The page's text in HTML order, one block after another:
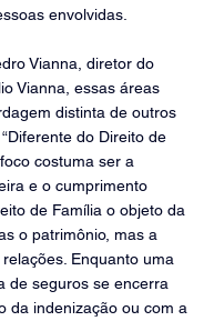
envolvidas.
Vianna, diretor do
Vianna, essas áreas
distinta de outros
do Direito de
costuma ser a
e o cumprimento
de Família o objeto da
o patrimônio, mas a
Enquanto uma
de seguros se encerra
da indenização ou com a